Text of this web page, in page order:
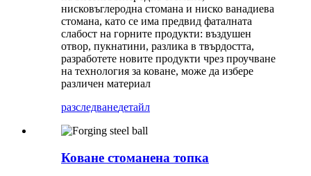
нисковъглеродна стомана и ниско ванадиева
стомана, като се има предвид фаталната
слабост на горните продукти: въздушен
отвор, пукнатини, разлика в твърдостта,
разработете новите продукти чрез проучване
на технология за коване, може да избере
различен материал
разследванедетайл
Коване стоманена топка